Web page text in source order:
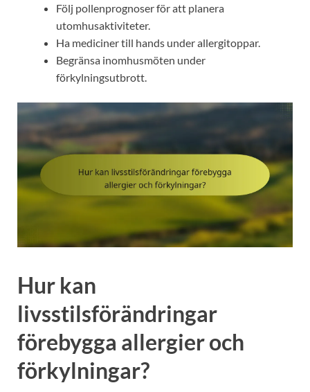
Följ pollenprognoser för att planera
utomhusaktiviteter.
Ha mediciner till hands under allergitoppar.
Begränsa inomhusmöten under
förkylningsutbrott.
Hur kan
livsstilsförändringar
förebygga allergier och
förkylningar?